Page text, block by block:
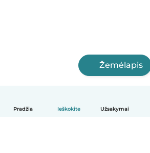
Pradžia Ieškokite Užsakymai
Žemėlapis